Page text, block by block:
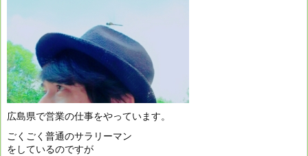
広島県で営業の仕事をやっています。
ごくごく普通のサラリーマン
をしているのですが